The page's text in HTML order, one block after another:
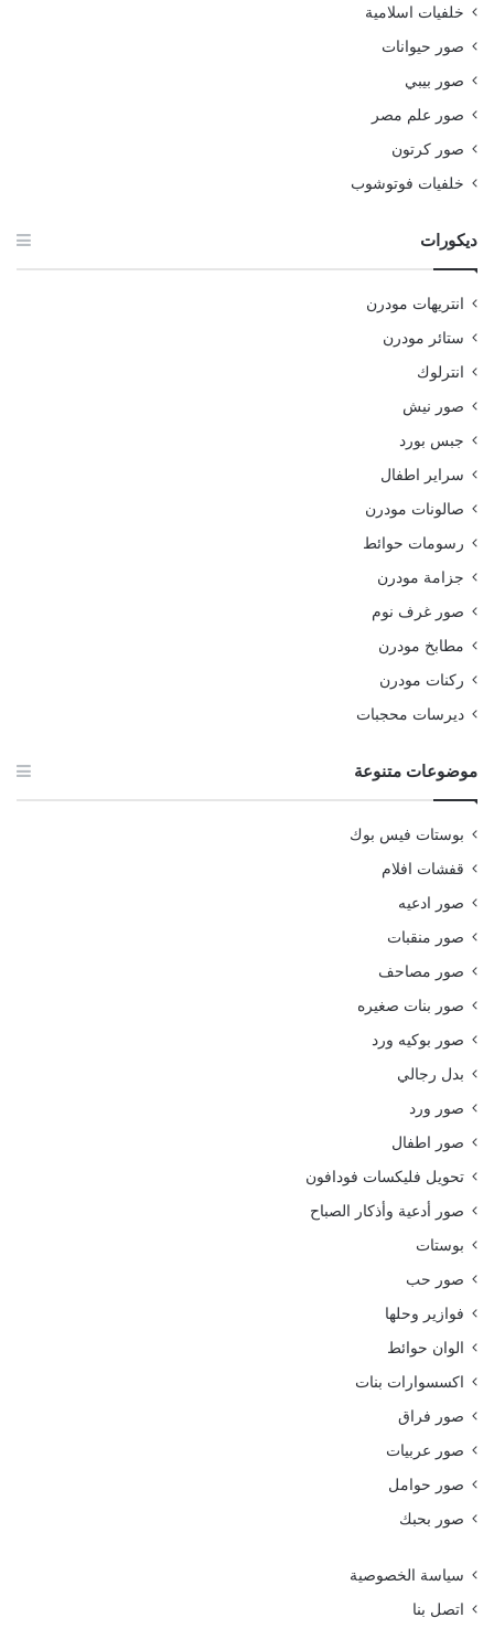
خلفيات اسلامية
صور حيوانات
صور بيبي
صور علم مصر
صور كرتون
خلفيات فوتوشوب
ديكورات
انتريهات مودرن
ستائر مودرن
انترلوك
صور نيش
جبس بورد
سراير اطفال
صالونات مودرن
رسومات حوائط
جزامة مودرن
صور غرف نوم
مطابخ مودرن
ركنات مودرن
ديرسات محجبات
موضوعات متنوعة
بوستات فيس بوك
قفشات افلام
صور ادعيه
صور منقبات
صور مصاحف
صور بنات صغيره
صور بوكيه ورد
بدل رجالي
صور ورد
صور اطفال
تحويل فليكسات فودافون
صور أدعية وأذكار الصباح
بوستات
صور حب
فوازير وحلها
الوان حوائط
اكسسوارات بنات
صور فراق
صور عربيات
صور حوامل
صور بحبك
سياسة الخصوصية
اتصل بنا